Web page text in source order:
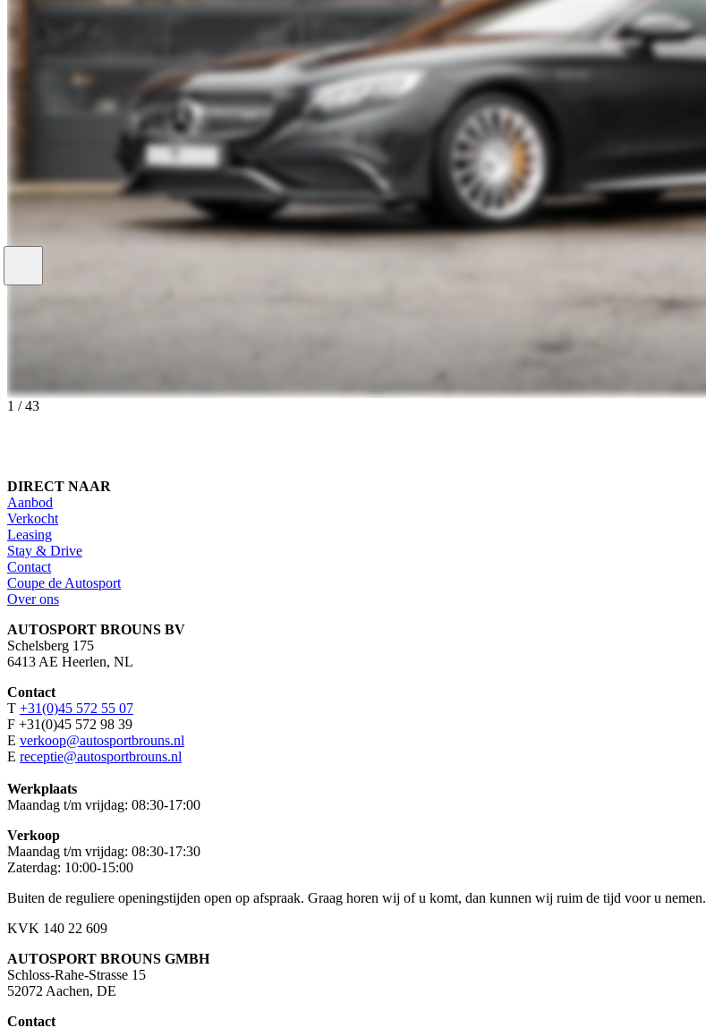
1 /43
DIRECT NAAR
Aanbod
Verkocht
Leasing
Stay & Drive
Contact
Coupe de Autosport
Over ons
AUTOSPORT BROUNS BV
Schelsberg 175
6413 AE Heerlen, NL
Contact
T +31(0)45 572 55 07
F +31(0)45 572 98 39
E verkoop@autosportbrouns.nl
E receptie@autosportbrouns.nl
Werkplaats
Maandag t/m vrijdag: 08:30-17:00
Verkoop
Maandag t/m vrijdag: 08:30-17:30
Zaterdag: 10:00-15:00
Buiten de reguliere openingstijden open op afspraak. Graag horen wij of u komt, dan kunnen wij ruim de tijd voor u nemen.
KVK 140 22 609
AUTOSPORT BROUNS GMBH
Schloss-Rahe-Strasse 15
52072 Aachen, DE
Contact